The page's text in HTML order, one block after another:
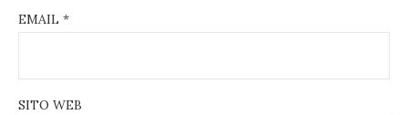
EMAIL *
SITO WEB